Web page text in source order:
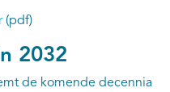
(pdf)
2032
de komende decennia